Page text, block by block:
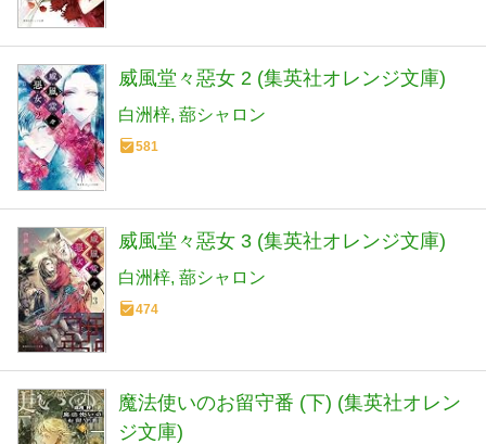
威風堂々惡女 2 (集英社オレンジ文庫)
白洲梓 蔀シャロン
581
威風堂々惡女 3 (集英社オレンジ文庫)
白洲梓 蔀シャロン
474
魔法使いのお留守番 (下) (集英社オレン
ジ文庫)